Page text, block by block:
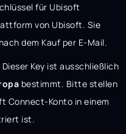
für Ubisoft
von Ubisoft. Sie
dem Kauf per E-Mail.
Dieser Key ist ausschließlich
bestimmt. Bitte stellen
Connect-Konto in einem
ist.